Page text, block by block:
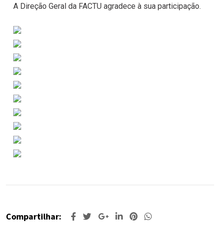
A Direção Geral da FACTU agradece à sua participação.
Compartilhar: